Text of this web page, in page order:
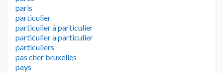
paris
particulier
particulier à particulier
particulier a particulier
particuliers
pas cher bruxelles
pays